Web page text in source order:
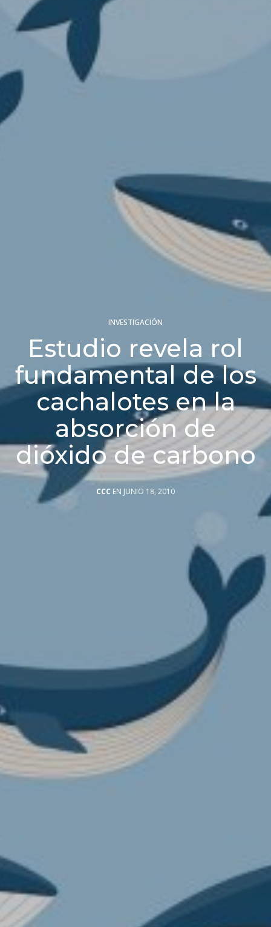
INVESTIGACIÓN
Estudio revela rol
fundamental de los
cachalotes en la
absorción de
dióxido de carbono
CCC EN JUNIO 18, 2010